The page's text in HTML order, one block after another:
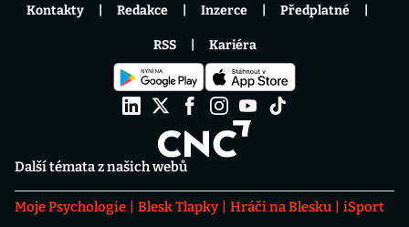
Další témata z našich webů
Moje Psychologie Blesk Tlapky Hráči na Blesku
iSport
Kontakty Redakce Inzerce Předplatné
RSS Kariéra